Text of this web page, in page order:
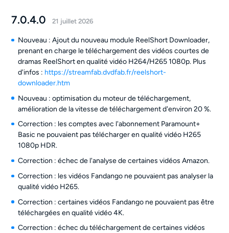
7.0.4.0 21 juillet 2026
Nouveau : Ajout du nouveau module ReelShort Downloader,
prenant en charge le téléchargement des vidéos courtes de
dramas ReelShort en qualité vidéo H264/H265 1080p. Plus
d'infos : https://streamfab.dvdfab.fr/reelshort-
downloader.htm
Nouveau : optimisation du moteur de téléchargement,
amélioration de la vitesse de téléchargement d'environ 20 %.
Correction : les comptes avec l'abonnement Paramount+
Basic ne pouvaient pas télécharger en qualité vidéo H265
1080p HDR.
Correction : échec de l'analyse de certaines vidéos Amazon.
Correction : les vidéos Fandango ne pouvaient pas analyser la
qualité vidéo H265.
Correction : certaines vidéos Fandango ne pouvaient pas être
téléchargées en qualité vidéo 4K.
Correction : échec du téléchargement de certaines vidéos